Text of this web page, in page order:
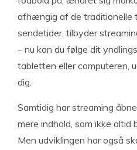
afhængig af de traditionelle
sendetider, tilbyder
– nu kan du følge dit
tabletten eller computeren,
dig.
Samtidig har streaming
mere indhold, som ikke altid
Men udviklingen har også